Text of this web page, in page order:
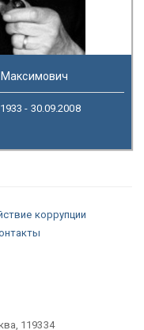
Максимович
- 30.09.2008
коррупции
119334